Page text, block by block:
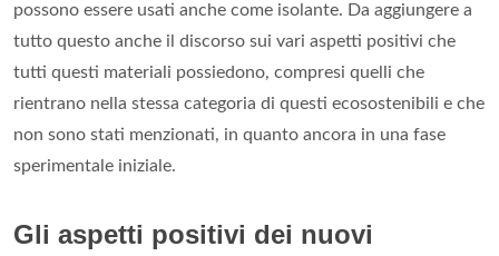
possono essere usati anche come isolante. Da aggiungere a
tutto questo anche il discorso sui vari aspetti positivi che
tutti questi materiali possiedono, compresi quelli che
rientrano nella stessa categoria di questi ecosostenibili e che
non sono stati menzionati, in quanto ancora in una fase
sperimentale iniziale.
Gli aspetti positivi dei nuovi